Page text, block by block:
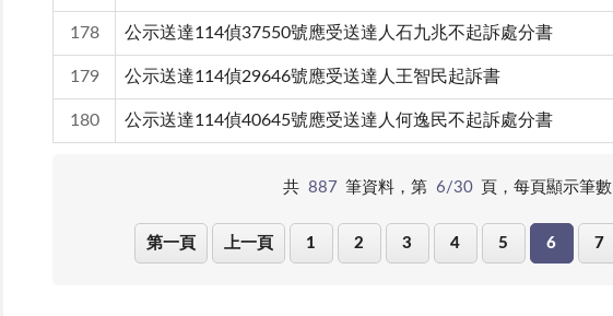
178 公示送達114偵37550號應受送達人石九兆不起訴處分書
179 公示送達114偵29646號應受送達人王智民起訴書
180 公示送達114偵40645號應受送達人何逸民不起訴處分書
共 887 筆資料，第 6/30 頁，每頁顯示筆數
第一頁 上一頁 1 2 3 4 5 6 7